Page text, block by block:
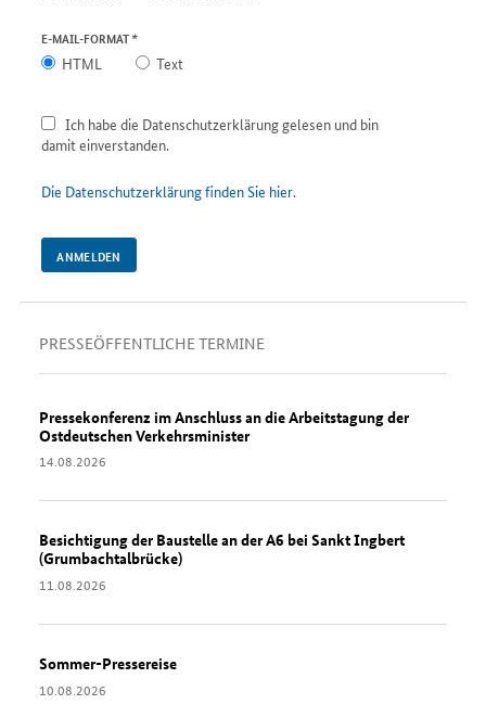
E-MAIL-FORMAT*
HTML Text
Ich habe die Datenschutzerklärung gelesen und bin
damit einverstanden.
Die Datenschutzerklärung finden Sie hier.
ANMELDEN
PRESSEÖFFENTLICHE TERMINE
Pressekonferenz im Anschluss an die Arbeitstagung der
Ostdeutschen Verkehrsminister
Datum:
14.08.2026
Besichtigung der Baustelle an der A6 bei Sankt Ingbert
(Grumbachtalbrücke)
Datum:
11.08.2026
Sommer-Pressereise
Datum:
10.08.2026